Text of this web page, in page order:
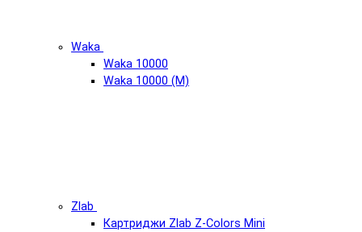
Waka
Waka 10000
Waka 10000 (М)
Zlab
Картриджи Zlab Z-Colors Mini